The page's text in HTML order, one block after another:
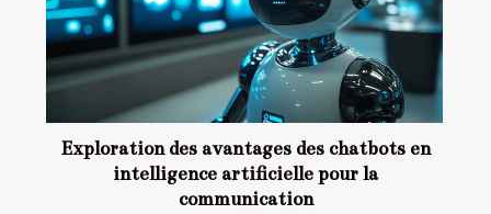
Exploration des avantages des chatbots en
intelligence artificielle pour la
communication